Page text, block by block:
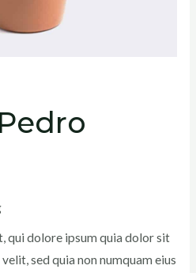
qui dolore ipsum quia dolor sit
sed quia non numquam eius